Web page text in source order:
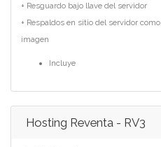
+ Resguardo bajo llave del servidor
+ Respaldos en sitio del servidor como
imagen
Incluye
Hosting Reventa - RV3